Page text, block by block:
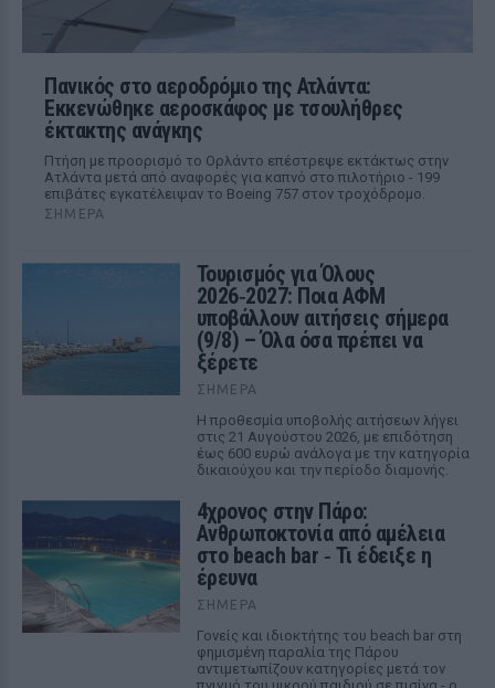
Πανικός στο αεροδρόμιο της Ατλάντα:
Εκκενώθηκε αεροσκάφος με τσουλήθρες
έκτακτης ανάγκης
Πτήση με προορισμό το Ορλάντο επέστρεψε εκτάκτως στην
Ατλάντα μετά από αναφορές για καπνό στο πιλοτήριο - 199
επιβάτες εγκατέλειψαν το Boeing 757 στον τροχόδρομο.
ΣΉΜΕΡΑ
Τουρισμός για Όλους
2026‑2027: Ποια ΑΦΜ
υποβάλλουν αιτήσεις σήμερα
(9/8) – Όλα όσα πρέπει να
ξέρετε
ΣΉΜΕΡΑ
Η προθεσμία υποβολής αιτήσεων λήγει
στις 21 Αυγούστου 2026, με επιδότηση
έως 600 ευρώ ανάλογα με την κατηγορία
δικαιούχου και την περίοδο διαμονής.
4χρονος στην Πάρο:
Ανθρωποκτονία από αμέλεια
στο beach bar ‑ Τι έδειξε η
έρευνα
ΣΉΜΕΡΑ
Γονείς και ιδιοκτήτης του beach bar στη
φημισμένη παραλία της Πάρου
αντιμετωπίζουν κατηγορίες μετά τον